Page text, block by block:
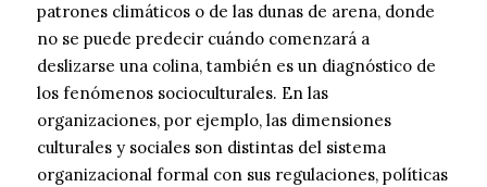
patrones climáticos o de las dunas de arena, donde
no se puede predecir cuándo comenzará a
deslizarse una colina, también es un diagnóstico de
los fenómenos socioculturales. En las
organizaciones, por ejemplo, las dimensiones
culturales y sociales son distintas del sistema
organizacional formal con sus regulaciones, políticas